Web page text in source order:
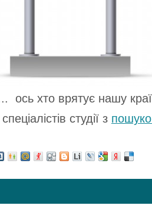
ось хто врятує нашу
студії з